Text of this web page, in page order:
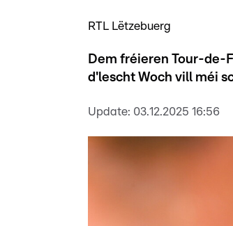
RTL Lëtzebuerg
Dem fréieren Tour-de-
d'lescht Woch vill méi
Update: 03.12.2025 16:56